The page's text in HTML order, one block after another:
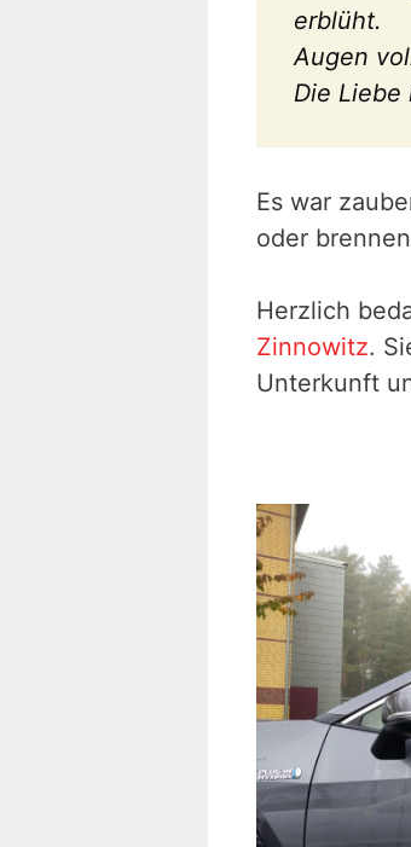
erblüht.
Augen
Die Liebe
Es war
oder
Herzlich
Zinnowitz.
Unterkunft